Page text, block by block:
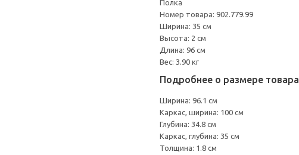
Полка
Номер товара: 902.779.99
Ширина: 35 см
Высота: 2 см
Длина: 96 см
Вес: 3.90 кг
Подробнее о размере товара
Ширина: 96.1 см
Каркас, ширина: 100 см
Глубина: 34.8 см
Каркас, глубина: 35 см
Толщина: 1.8 см